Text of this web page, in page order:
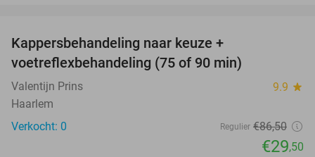
NEW
TODAY
Kappersbehandeling naar keuze +
voetreflexbehandeling (75 of 90 min)
Valentijn Prins 9.9 star
Haarlem
Verkocht: 0
Regulier €86,50
€29,50